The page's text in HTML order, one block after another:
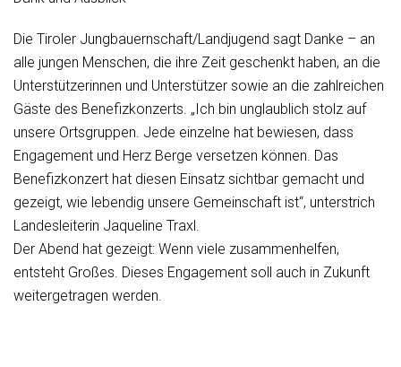
Die Tiroler Jungbauernschaft/Landjugend sagt Danke – an
alle jungen Menschen, die ihre Zeit geschenkt haben, an die
Unterstützerinnen und Unterstützer sowie an die zahlreichen
Gäste des Benefizkonzerts. „Ich bin unglaublich stolz auf
unsere Ortsgruppen. Jede einzelne hat bewiesen, dass
Engagement und Herz Berge versetzen können. Das
Benefizkonzert hat diesen Einsatz sichtbar gemacht und
gezeigt, wie lebendig unsere Gemeinschaft ist“, unterstrich
Landesleiterin Jaqueline Traxl.
Der Abend hat gezeigt: Wenn viele zusammenhelfen,
entsteht Großes. Dieses Engagement soll auch in Zukunft
weitergetragen werden.